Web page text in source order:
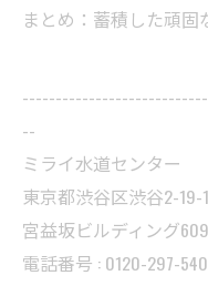
まとめ：蓄積した頑
--
ミライ水道センター
東京都渋谷区渋谷2-19-
宮益坂ビルディング609
電話番号 : 0120-297-540